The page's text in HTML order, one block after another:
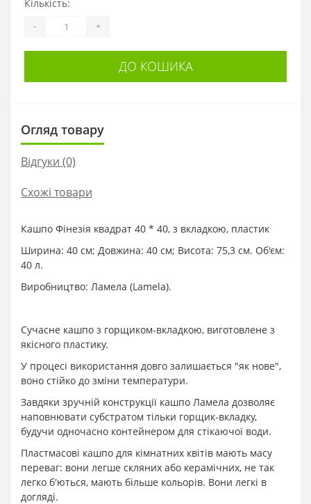
Кількість:
- +
ДО КОШИКА
Огляд товару
Відгуки (0)
Схожі товари
Кашпо Фінезія квадрат 40 * 40, з вкладкою, пластик
Ширина: 40 см; Довжина: 40 см; Висота: 75,3 см. Об'єм:
40 л.
Виробництво: Ламела (Lamela).
Сучасне кашпо з горщиком-вкладкою, виготовлене з
якісного пластику.
У процесі використання довго залишається "як нове",
воно стійко до зміни температури.
Завдяки зручній конструкції кашпо Ламела дозволяє
наповнювати субстратом тільки горщик-вкладку,
будучи одночасно контейнером для стікаючої води.
Пластмасові кашпо для кімнатних квітів мають масу
переваг: вони легше скляних або керамічних, не так
легко б'ються, мають більше кольорів. Вони легкі в
догляді.